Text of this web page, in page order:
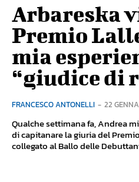
Arbareska
Premio
mia
“giudice di
FRANCESCO ANTONELLI - 22
Qualche settimana fa, Andrea
di capitanare la giuria del
collegato al Ballo delle